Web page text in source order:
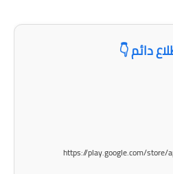
دائم 👇
https://play.google.com/store/